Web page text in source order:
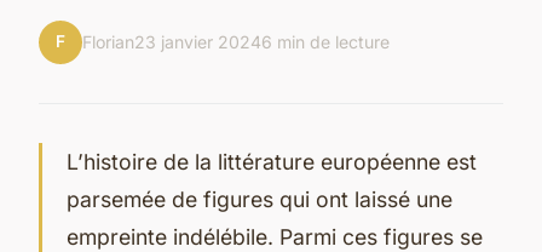
F Florian23 janvier 20246 min de lecture
L’histoire de la littérature européenne est
parsemée de figures qui ont laissé une
empreinte indélébile. Parmi ces figures se